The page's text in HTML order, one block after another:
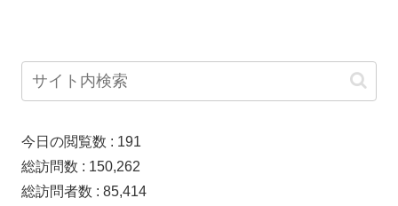
今日の閲覧数 : 191
総訪問数 : 150,262
総訪問者数 : 85,414